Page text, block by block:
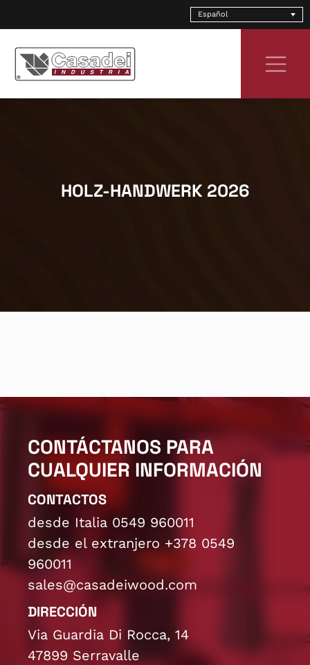
to
content
Español
HOLZ-HANDWERK 2026
CONTÁCTANOS PARA
CUALQUIER INFORMACIÓN
CONTACTOS
desde Italia 0549 960011
desde el extranjero +378 0549
960011
sales@casadeiwood.com
DIRECCIÓN
Via Guardia Di Rocca, 14
47899 Serravalle